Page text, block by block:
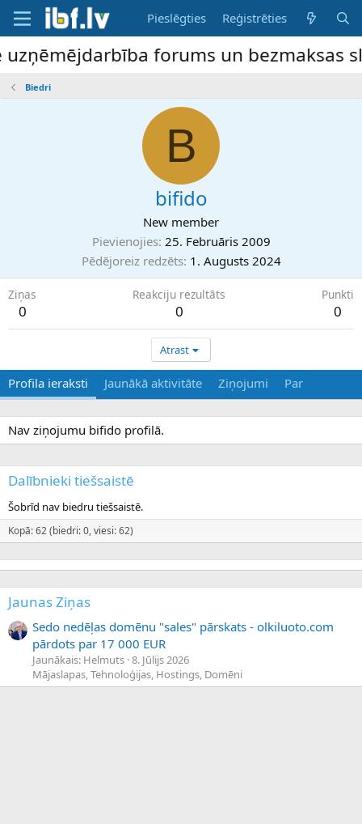
Pieslēgties Reģistrēties
forums un bezmaksas
Biedri
B
bifido
New member
Pievienojies 25. Februāris 2009
Pēdējoreiz redzēts 1. Augusts 2024
Ziņas
0
Reakciju rezultāts
0
Punkti
0
Atrast
Profila ieraksti Jaunākā aktivitāte Ziņojumi Par
Nav ziņojumu bifido profilā.
Dalībnieki tiešsaistē
Šobrīd nav biedru tiešsaistē.
Kopā: 62 (biedri: 0, viesi: 62)
Jaunas Ziņas
Sedo nedēļas domēnu "sales" pārskats - olkiluoto.com
pārdots par 17 000 EUR
Jaunākais: Helmuts 8. Jūlijs 2026
Mājaslapas, Tehnoloģijas, Hostings, Domēni